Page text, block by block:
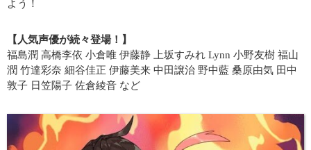
よう！
【人気声優が続々登場！】
福島潤 高橋李依 小倉唯 伊藤静 上坂すみれ Lynn 小野友樹 福山
潤 竹達彩奈 細谷佳正 伊藤美来 中田譲治 野中藍 桑原由気 田中
敦子 日笠陽子 佐倉綾音 など